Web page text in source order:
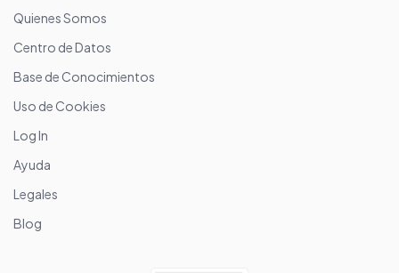
Quienes Somos
Centro de Datos
Base de Conocimientos
Uso de Cookies
Log In
Ayuda
Legales
Blog